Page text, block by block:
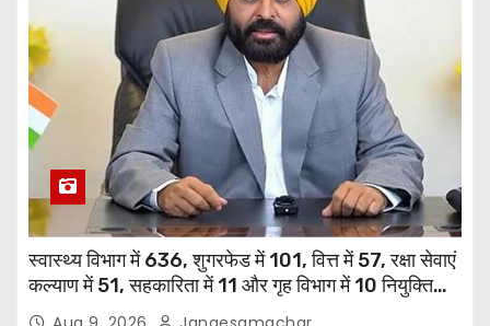
स्वास्थ्य विभाग में 636, शुगरफेड में 101, वित्त में 57, रक्षा सेवाएं
कल्याण में 51, सहकारिता में 11 और गृह विभाग में 10 नियुक्तियां
हुईं: मुख्यमंत्री भगवंत सिंह मान